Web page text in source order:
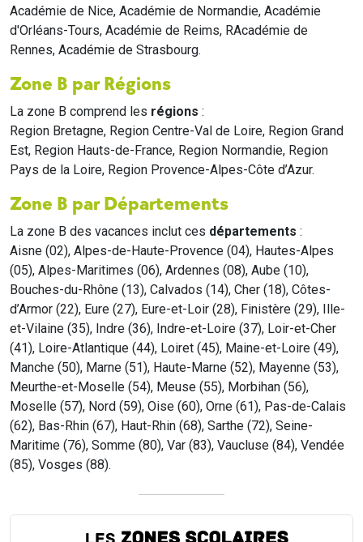
Académie de Nice, Académie de Normandie, Académie
d'Orléans-Tours, Académie de Reims, RAcadémie de
Rennes, Académie de Strasbourg.
Zone B par Régions
La zone B comprend les régions :
Region Bretagne, Region Centre-Val de Loire, Region Grand
Est, Region Hauts-de-France, Region Normandie, Region
Pays de la Loire, Region Provence-Alpes-Côte d’Azur.
Zone B par Départements
La zone B des vacances inclut ces départements :
Aisne (02), Alpes-de-Haute-Provence (04), Hautes-Alpes
(05), Alpes-Maritimes (06), Ardennes (08), Aube (10),
Bouches-du-Rhône (13), Calvados (14), Cher (18), Côtes-
d’Armor (22), Eure (27), Eure-et-Loir (28), Finistère (29), Ille-
et-Vilaine (35), Indre (36), Indre-et-Loire (37), Loir-et-Cher
(41), Loire-Atlantique (44), Loiret (45), Maine-et-Loire (49),
Manche (50), Marne (51), Haute-Marne (52), Mayenne (53),
Meurthe-et-Moselle (54), Meuse (55), Morbihan (56),
Moselle (57), Nord (59), Oise (60), Orne (61), Pas-de-Calais
(62), Bas-Rhin (67), Haut-Rhin (68), Sarthe (72), Seine-
Maritime (76), Somme (80), Var (83), Vaucluse (84), Vendée
(85), Vosges (88).